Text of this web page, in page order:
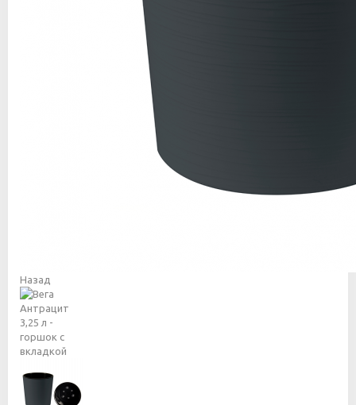
Назад